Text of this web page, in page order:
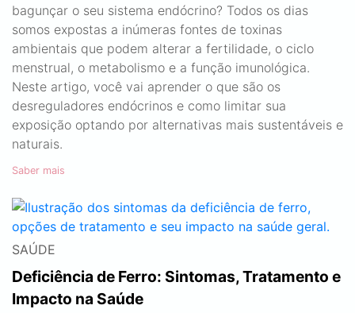
bagunçar o seu sistema endócrino? Todos os dias
somos expostas a inúmeras fontes de toxinas
ambientais que podem alterar a fertilidade, o ciclo
menstrual, o metabolismo e a função imunológica.
Neste artigo, você vai aprender o que são os
desreguladores endócrinos e como limitar sua
exposição optando por alternativas mais sustentáveis e
naturais.
Saber mais
SAÚDE
Deficiência de Ferro: Sintomas, Tratamento e
Impacto na Saúde